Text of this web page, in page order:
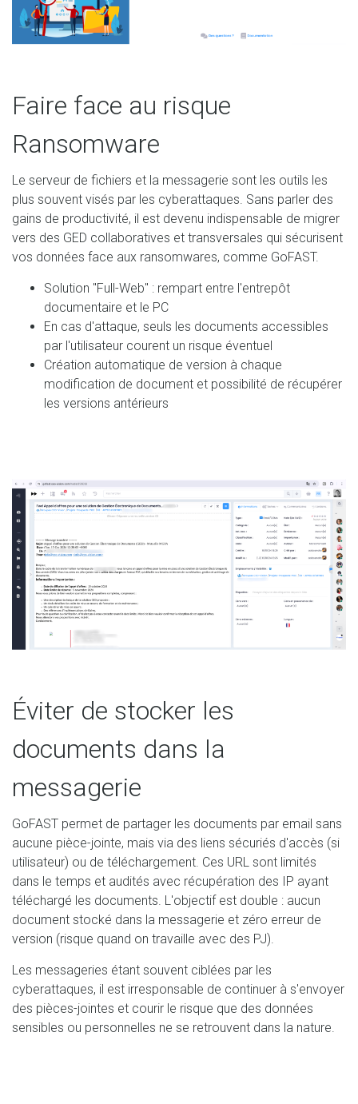
Faire face au risque
Ransomware
Le serveur de fichiers et la messagerie sont les outils les
plus souvent visés par les cyberattaques. Sans parler des
gains de productivité, il est devenu indispensable de migrer
vers des GED collaboratives et transversales qui sécurisent
vos données face aux ransomwares, comme GoFAST.
Solution "Full-Web" : rempart entre l'entrepôt
documentaire et le PC
En cas d'attaque, seuls les documents accessibles
par l'utilisateur courent un risque éventuel
Création automatique de version à chaque
modification de document et possibilité de récupérer
les versions antérieurs
Éviter de stocker les
documents dans la
messagerie
GoFAST permet de partager les documents par email sans
aucune pièce-jointe, mais via des liens sécuriés d'accès (si
utilisateur) ou de téléchargement. Ces URL sont limités
dans le temps et audités avec récupération des IP ayant
téléchargé les documents. L'objectif est double : aucun
document stocké dans la messagerie et zéro erreur de
version (risque quand on travaille avec des PJ).
Les messageries étant souvent ciblées par les
cyberattaques, il est irresponsable de continuer à s'envoyer
des pièces-jointes et courir le risque que des données
sensibles ou personnelles ne se retrouvent dans la nature.